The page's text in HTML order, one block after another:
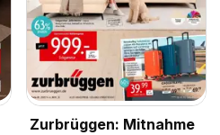
Zurbrüggen: Mitnahme